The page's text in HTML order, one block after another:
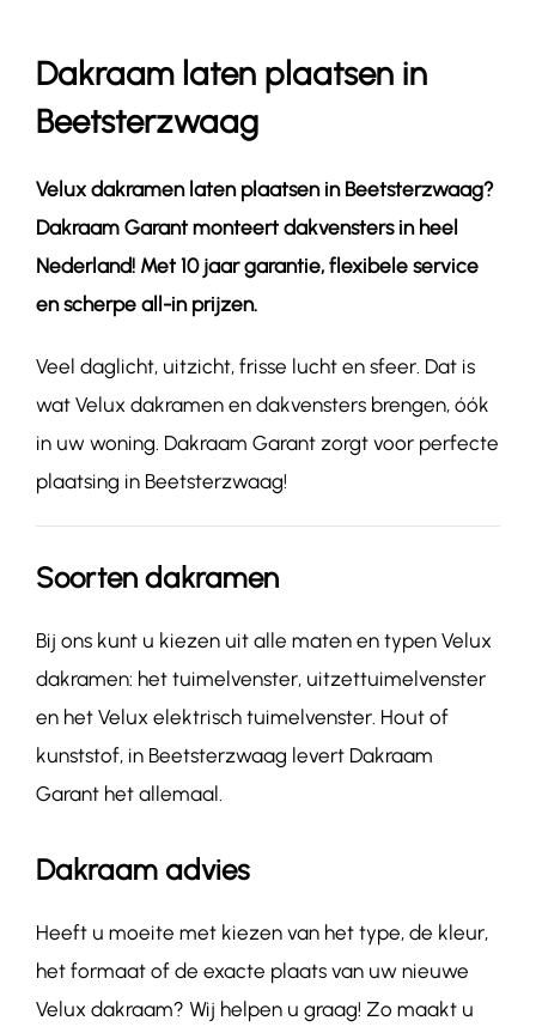
Contact
Dakraam laten plaatsen in
Beetsterzwaag
Velux dakramen laten plaatsen in Beetsterzwaag?
Dakraam Garant monteert dakvensters in heel
Nederland! Met 10 jaar garantie, flexibele service
en scherpe all-in prijzen.
Veel daglicht, uitzicht, frisse lucht en sfeer. Dat is
wat Velux dakramen en dakvensters brengen, óók
in uw woning. Dakraam Garant zorgt voor perfecte
plaatsing in Beetsterzwaag!
Soorten dakramen
Bij ons kunt u kiezen uit alle maten en typen Velux
dakramen: het tuimelvenster, uitzettuimelvenster
en het Velux elektrisch tuimelvenster. Hout of
kunststof, in Beetsterzwaag levert Dakraam
Garant het allemaal.
Dakraam advies
Heeft u moeite met kiezen van het type, de kleur,
het formaat of de exacte plaats van uw nieuwe
Velux dakraam? Wij helpen u graag! Zo maakt u